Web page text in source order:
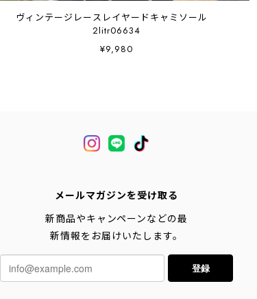
ヴィンテージレースレイヤードキャミソール
2litr06634
¥9,980
メールマガジンを受け取る
新商品やキャンペーンなどの最
新情報をお届けいたします。
登録